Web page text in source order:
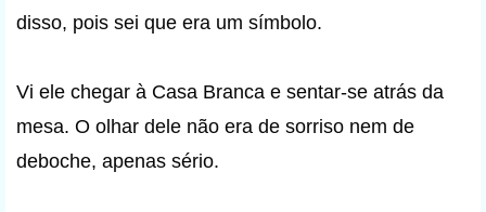
disso, pois sei que era um símbolo.
Vi ele chegar à Casa Branca e sentar-se atrás da
mesa. O olhar dele não era de sorriso nem de
deboche, apenas sério.